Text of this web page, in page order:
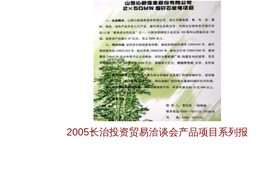
2005长治投资贸易洽谈会产品项目系列报